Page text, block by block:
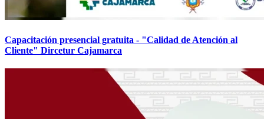
Capacitación presencial gratuita - "Calidad de Atención al
Cliente" Dircetur Cajamarca